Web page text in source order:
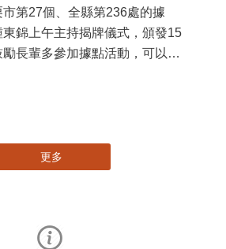
第27個、全縣第236處的據
錦上午主持揭牌儀式，頒發15
長輩多參加據點活動，可以更
更多